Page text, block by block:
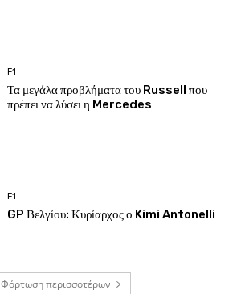
F1
Τα μεγάλα προβλήματα του Russell που
πρέπει να λύσει η Mercedes
F1
GP Βελγίου: Κυρίαρχος ο Kimi Antonelli
Φόρτωση περισσοτέρων